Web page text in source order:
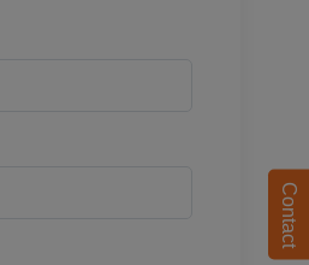
Contact